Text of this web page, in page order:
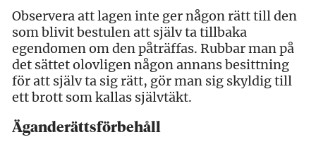
Observera att lagen inte ger någon rätt till den
som blivit bestulen att själv ta tillbaka
egendomen om den påträffas. Rubbar man på
det sättet olovligen någon annans besittning
för att själv ta sig rätt, gör man sig skyldig till
ett brott som kallas självtäkt.
Äganderättsförbehåll